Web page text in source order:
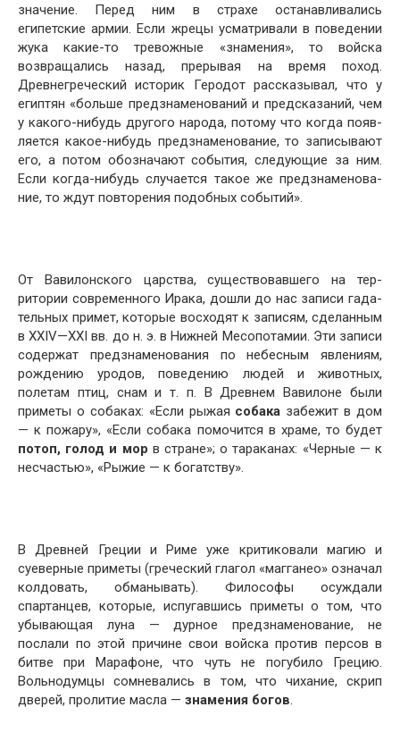
значение. Перед ним в страхе останавлива­лись
египетские армии. Если жрецы усматривали в по­ведении
жука какие-то тревожные «знамения», то вой­ска
возвращались назад, прерывая на время поход.
Древнегреческий историк Геродот рассказывал, что у
египтян «больше предзнаменований и предсказаний, чем
у какого-нибудь другого народа, потому что когда появ­
ляется какое-нибудь предзнаменование, то записывают
его, а потом обозначают события, следующие за ним.
Если когда-нибудь случается такое же предзнаменова­
ние, то ждут повторения подобных событий».
От Вавилонского царства, существовавшего на тер­
ритории современного Ирака, дошли до нас записи гада­
тельных примет, которые восходят к записям, сделанным
в XXIV—XXI вв. до н. э. в Нижней Месопотамии. Эти записи
содержат предзнаменования по небесным явлени­ям,
рождению уродов, поведению людей и животных,
полетам птиц, снам и т. п. В Древнем Вавилоне были
приметы о собаках: «Если рыжая собака забежит в дом
— к пожару», «Если собака помочится в храме, то будет
потоп, голод и мор в стране»; о тараканах: «Чер­ные — к
несчастью», «Рыжие — к богатству».
В Древней Греции и Риме уже критиковали магию и
суеверные приметы (греческий глагол «магганео» означал
колдовать, обманывать). Философы осуждали
спартанцев, которые, испугавшись приметы о том, что
убывающая луна — дурное предзнаменование, не
послали по этой причине свои войска против персов в
битве при Марафоне, что чуть не погубило Грецию.
Вольнодумцы сомневались в том, что чихание, скрип
дверей, пролитие масла — знамения богов.